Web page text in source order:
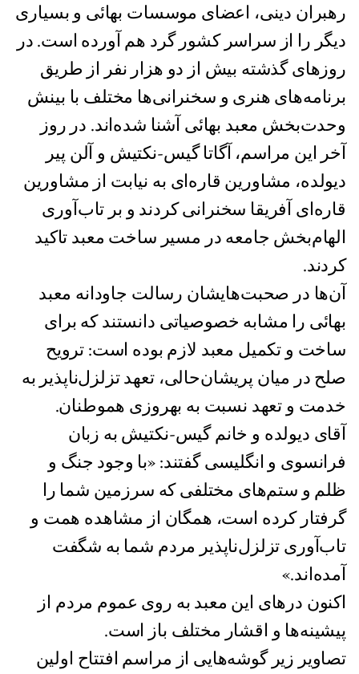
رهبران دینی، اعضای موسسات بهائی و بسیاری
دیگر را از سراسر کشور گرد هم آورده است. در
روزهای گذشته بیش از دو هزار نفر از طریق
برنامه‌های هنری و سخنرانی‌ها مختلف با بینش
وحدت‌بخش معبد بهائی آشنا شده‌اند. در روز
آخر این مراسم، آگاتا گیس-نکتیش و آلن پیر
دیولده، مشاورین قاره‌ای به نیابت از مشاورین
قاره‌ای آفریقا سخنرانی کردند و بر تاب‌آوری
الهام‌بخش جامعه در مسیر ساخت معبد تاکید
کردند.
آن‌ها در صحبت‌هایشان رسالت جاودانه معبد
بهائی را مشابه خصوصیاتی دانستند که برای
ساخت و تکمیل معبد لازم بوده است: ترویح
صلح در میان پریشان‌حالی، تعهد تزلزل‌ناپذیر به
خدمت و تعهد نسبت به بهروزی هموطنان.
آقای دیولده و خانم گیس-نکتیش به زبان
فرانسوی و انگلیسی گفتند: «با وجود جنگ و
ظلم و ستم‌های مختلفی که سرزمین شما را
گرفتار کرده است، همگان از مشاهده همت و
تاب‌آوری تزلزل‌ناپذیر مردم شما به شگفت
آمده‌اند.»
اکنون درهای این معبد به روی عموم مردم از
پیشینه‌ها و اقشار مختلف باز است.‌
تصاویر زیر گوشه‌هایی از مراسم افتتاح اولین